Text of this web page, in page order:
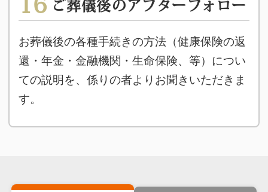
ご葬儀後のアフターフォロー
お葬儀後の各種手続きの方法（健康保険の返
還・年金・金融機関・生命保険、等）につい
ての説明を、係りの者よりお聞きいただきま
す。